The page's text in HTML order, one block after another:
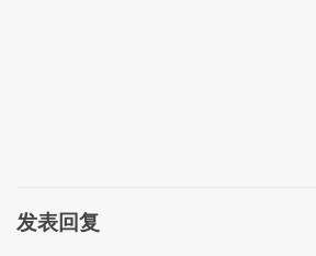
发表回复